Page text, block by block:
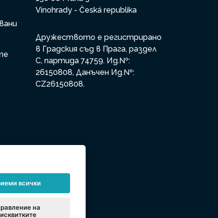
Vinohrady - Česká republika
Дружеството е регистрирано
в Градския съд в Прага, раздел
С, партида 74759. Ид.№:
26150808, Данъчен Ид.№:
CZ26150808.
всички
на